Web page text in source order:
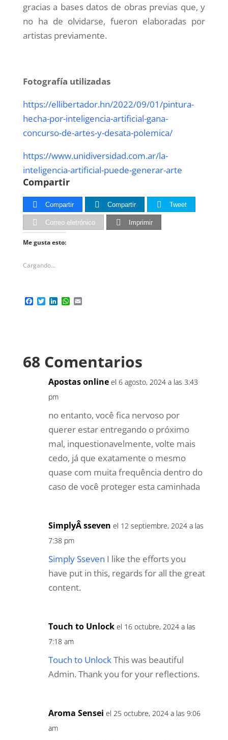
gracias a bases datos de obras previas que, y
no ha de olvidarse, fueron elaboradas por
artistas previamente.
Fotografía utilizadas
https://ellibertador.hn/2022/09/01/pintura-
hecha-por-inteligencia-artificial-gana-
concurso-de-artes-y-desata-polemica/
https://www.unidiversidad.com.ar/la-
inteligencia-artificial-puede-generar-arte
Compartir
Compartir Compartir Tweet
Correo eletrónico Imprimir
Me gusta esto:
Cargando...
F
k
T L
n
W
p
E
68 Comentarios
Apostas online el 6 agosto, 2024 a las 3:43
pm
no entanto, você fica nervoso por
querer estar entregando o próximo
mal, inquestionavelmente, volte mais
cedo, já que exatamente o mesmo
quase com muita frequência dentro do
caso de você proteger esta caminhada
SimplyÂ sseven el 12 septiembre, 2024 a las
7:38 pm
Simply Sseven I like the efforts you
have put in this, regards for all the great
content.
Touch to Unlock el 16 octubre, 2024 a las
7:18 am
Touch to UnlockThis was beautiful
Admin. Thank you for your reflections.
Aroma Sensei el 25 octubre, 2024 a las 9:06
am